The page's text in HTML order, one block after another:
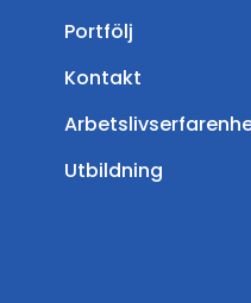
Portfölj
Kontakt
Utbildning